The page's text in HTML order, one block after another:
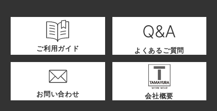
ご利用ガイド よくあるご質問
お問い合わせ 会社概要